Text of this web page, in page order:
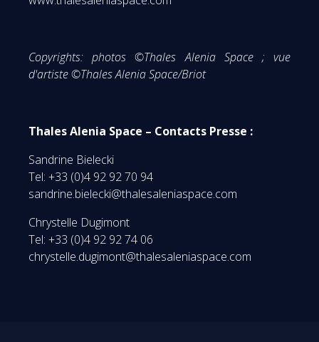
Copyrights: photos ©Thales Alenia Space ; vue
d'artiste ©Thales Alenia Space/Briot
Thales Alenia Space – Contacts Presse :
Sandrine Bielecki
Tel: +33 (0)4 92 92 70 94
sandrine.bielecki@thalesaleniaspace.com
Chrystelle Dugimont
Tel: +33 (0)4 92 92 74 06
chrystelle.dugimont@thalesaleniaspace.com